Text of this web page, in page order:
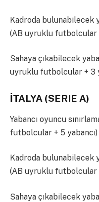
Kadroda bulunabilecek
(AB uyruklu futbolcular
Sahaya çıkabilecek
uyruklu futbolcular + 3
İTALYA (SERIE A)
Yabancı oyuncu
futbolcular + 5 yabancı)
Kadroda bulunabilecek
(AB uyruklu futbolcular
Sahaya çıkabilecek